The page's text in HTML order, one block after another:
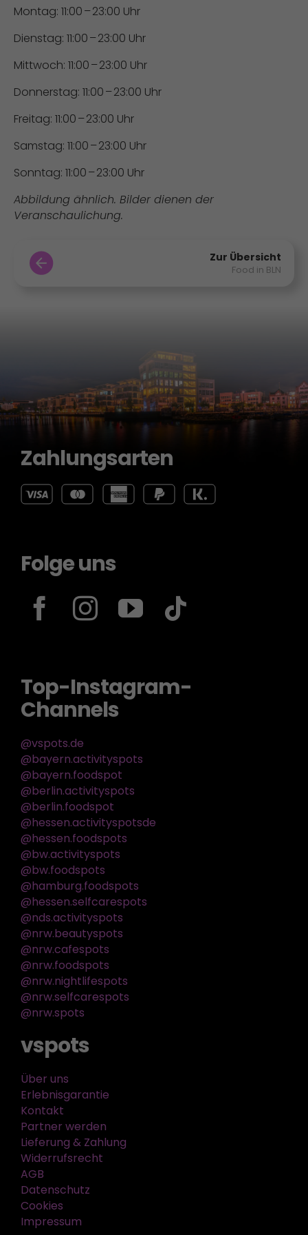
Montag: 11:00 – 23:00 Uhr
Dienstag: 11:00 – 23:00 Uhr
Mittwoch: 11:00 – 23:00 Uhr
Donnerstag: 11:00 – 23:00 Uhr
Freitag: 11:00 – 23:00 Uhr
Samstag: 11:00 – 23:00 Uhr
Sonntag: 11:00 – 23:00 Uhr
Abbildung ähnlich. Bilder dienen der
Veranschaulichung.
Zur Übersicht
Food in BLN
Zahlungsarten
Folge uns
Top-Instagram-
Channels
@vspots.de
@bayern.activityspots
@bayern.foodspot
@berlin.activityspots
@berlin.foodspot
@hessen.activityspotsde
@hessen.foodspots
@bw.activityspots
@bw.foodspots
@hamburg.foodspots
@hessen.selfcarespots
@nds.activityspots
@nrw.beautyspots
@nrw.cafespots
@nrw.foodspots
@nrw.nightlifespots
@nrw.selfcarespots
@nrw.spots
vspots
Über uns
Erlebnisgarantie
Kontakt
Partner werden
Lieferung & Zahlung
Widerrufsrecht
AGB
Datenschutz
Cookies
Impressum